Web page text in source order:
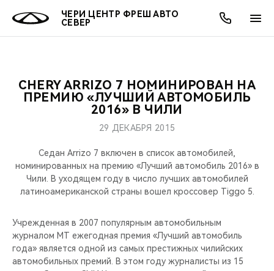
ЧЕРИ ЦЕНТР ФРЕШ АВТО
СЕВЕР
МОДЕЛИ
КРОССОВЕРЫ
СЕДАНЫ
НОВИНКИ
ПОКУПАТЕЛЯМ
КРЕДИТ И СТРАХОВАНИЕ
ВЛАДЕЛЬЦАМ
ЗАПЧАСТИ И АКСЕССУАРЫ
ПОДДЕРЖКА
МИР CHERY
О БРЕНДЕ
CHERY В СОЦСЕТЯХ
БЛАГОТВОРИТЕЛЬНОСТЬ
АКЦИИ
ОНЛАЙН СЕРВИСЫ
КРЕДИТ
О КОМПАНИИ
МЫ В СОЦСЕТЯХ
CHERY ARRIZO 7 НОМИНИРОВАН НА
ПРЕМИЮ «ЛУЧШИЙ АВТОМОБИЛЬ
2016» В ЧИЛИ
29 ДЕКАБРЯ 2015
Седан Arrizo 7 включен в список автомобилей,
номинированных на премию «Лучший автомобиль 2016» в
Чили. В уходящем году в число лучших автомобилей
латиноамериканской страны вошел кроссовер Tiggo 5.
Учрежденная в 2007 популярным автомобильным
журналом MT ежегодная премия «Лучший автомобиль
года» является одной из самых престижных чилийских
автомобильных премий. В этом году журналисты из 15